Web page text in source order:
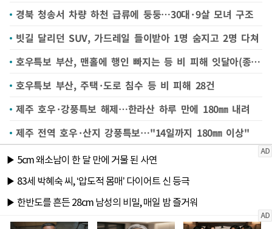
경북 청송서 차량 하천 급류에 둥둥…30대·9살 모녀 구조
빗길 달리던 SUV, 가드레일 들이받아 1명 숨지고 2명 다쳐
호우특보 부산, 맨홀에 행인 빠지는 등 비 피해 잇달아(종합)
호우특보 부산, 주택·도로 침수 등 비 피해 28건
제주 호우·강풍특보 해제…한라산 하루 만에 180㎜ 내려
제주 전역 호우·산지 강풍특보…"14일까지 180㎜ 이상"